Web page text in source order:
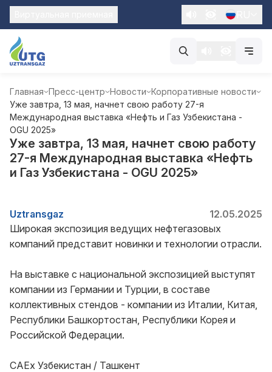
Главная Пресс-центр Новости Корпоративные новости
Уже завтра, 13 мая, начнет свою работу 27-я
Международная выставка «Нефть и Газ Узбекистана -
OGU 2025»
Уже завтра, 13 мая, начнет свою работу
27-я Международная выставка «Нефть
и Газ Узбекистана - OGU 2025»
Uztransgaz
12.05.2025
Широкая экспозиция ведущих нефтегазовых
компаний представит новинки и технологии отрасли.
На выставке с национальной экспозицией выступят
компании из Германии и Турции, в составе
коллективных стендов - компании из Италии, Китая,
Республики Башкортостан, Республики Корея и
Российской Федерации.
CAEx Узбекистан / Ташкент